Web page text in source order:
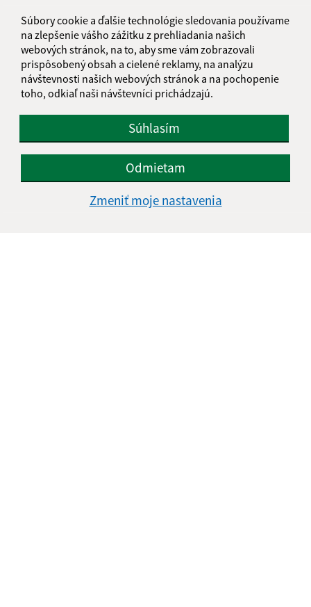
Súbory cookie a ďalšie technológie sledovania používame
na zlepšenie vášho zážitku z prehliadania našich
webových stránok, na to, aby sme vám zobrazovali
prispôsobený obsah a cielené reklamy, na analýzu
návštevnosti našich webových stránok a na pochopenie
toho, odkiaľ naši návštevníci prichádzajú.
Súhlasím
Odmietam
Zmeniť moje nastavenia